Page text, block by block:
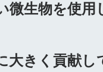
微生物を使用
大きく貢献し